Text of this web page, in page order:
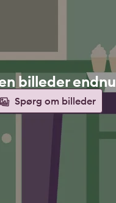
billeder endnu
Spørg om billeder